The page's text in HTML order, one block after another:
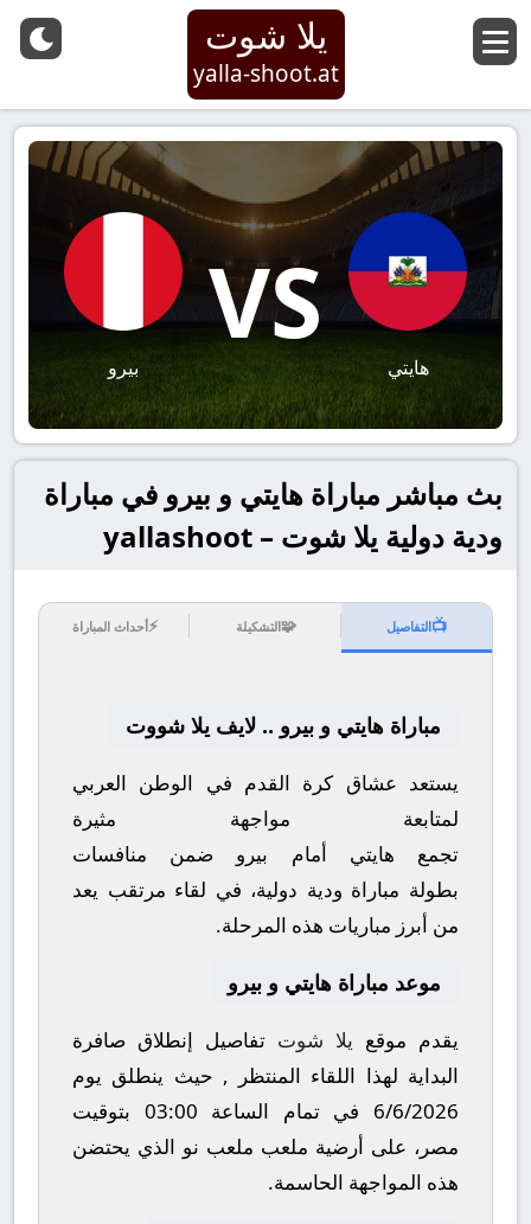
يلا شوت
yalla-shoot.at
هايتي
VS
بيرو
بث مباشر مباراة هايتي و بيرو في مباراة
ودية دولية يلا شوت – yallashoot
📺التفاصيل 🧩التشكيلة ⚡أحداث المباراة
مباراة هايتي و بيرو .. لايف يلا شووت
يستعد عشاق كرة القدم في الوطن العربي
لمتابعة مواجهة مثيرة
تجمع هايتي أمام بيرو ضمن منافسات
بطولة مباراة ودية دولية، في لقاء مرتقب يعد
من أبرز مباريات هذه المرحلة.
موعد مباراة هايتي و بيرو
يقدم موقع يلا شوت تفاصيل إنطلاق صافرة
البداية لهذا اللقاء المنتظر , حيث ينطلق يوم
6/6/2026 في تمام الساعة 03:00 بتوقيت
مصر، على أرضية ملعب ملعب نو الذي يحتضن
هذه المواجهة الحاسمة.